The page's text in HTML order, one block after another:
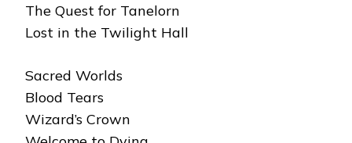
The Quest for Tanelorn
Lost in the Twilight Hall
Sacred Worlds
Blood Tears
Wizard’s Crown